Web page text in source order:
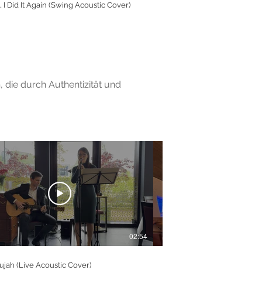
I Did It Again (Swing Acoustic Cover)
die durch Authentizität und
02:54
(Live Acoustic Cover)